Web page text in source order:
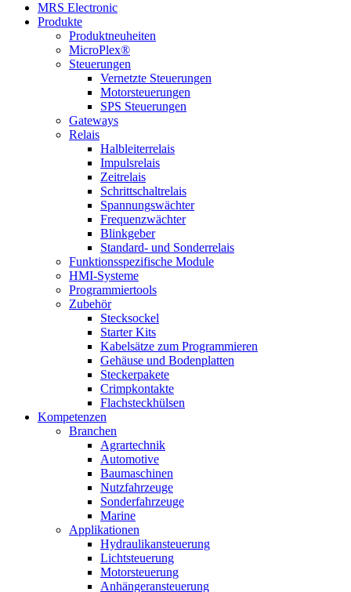
MRS Electronic
Produkte
Produktneuheiten
MicroPlex®
Steuerungen
Vernetzte Steuerungen
Motorsteuerungen
SPS Steuerungen
Gateways
Relais
Halbleiterrelais
Impulsrelais
Zeitrelais
Schrittschaltrelais
Spannungswächter
Frequenzwächter
Blinkgeber
Standard- und Sonderrelais
Funktionsspezifische Module
HMI-Systeme
Programmiertools
Zubehör
Stecksockel
Starter Kits
Kabelsätze zum Programmieren
Gehäuse und Bodenplatten
Steckerpakete
Crimpkontakte
Flachsteckhülsen
Kompetenzen
Branchen
Agrartechnik
Automotive
Baumaschinen
Nutzfahrzeuge
Sonderfahrzeuge
Marine
Applikationen
Hydraulikansteuerung
Lichtsteuerung
Motorsteuerung
Anhängeransteuerung